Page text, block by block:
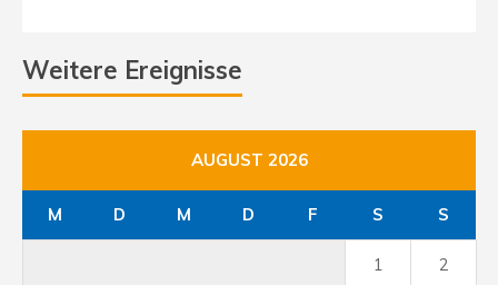
Weitere Ereignisse
AUGUST 2026
M D M D F S S
1 2